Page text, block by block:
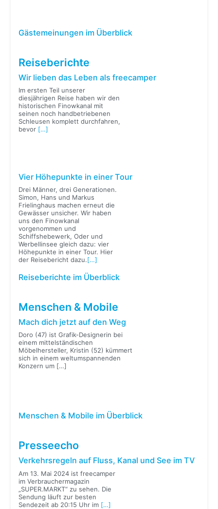
Gästemeinungen im Überblick
Reiseberichte
Wir lieben das Leben als freecamper
Im ersten Teil unserer
diesjährigen Reise haben wir den
historischen Finowkanal mit
seinen noch handbetriebenen
Schleusen komplett durchfahren,
bevor […]
Vier Höhepunkte in einer Tour
Drei Männer, drei Generationen.
Simon, Hans und Markus
Frielinghaus machen erneut die
Gewässer unsicher. Wir haben
uns den Finowkanal
vorgenommen und
Schiffshebewerk, Oder und
Werbellinsee gleich dazu: vier
Höhepunkte in einer Tour. Hier
der Reisebericht dazu.[…]
Reiseberichte im Überblick
Menschen & Mobile
Mach dich jetzt auf den Weg
Doro (47) ist Grafik-Designerin bei
einem mittelständischen
Möbelhersteller, Kristin (52) kümmert
sich in einem weltumspannenden
Konzern um […]
Menschen & Mobile im Überblick
Presseecho
Verkehrsregeln auf Fluss, Kanal und See im TV
Am 13. Mai 2024 ist freecamper
im Verbrauchermagazin
„SUPER.MARKT“ zu sehen. Die
Sendung läuft zur besten
Sendezeit ab 20:15 Uhr im […]